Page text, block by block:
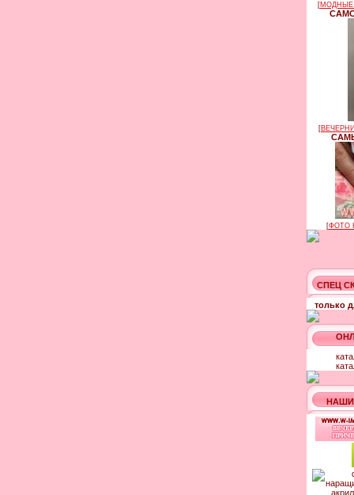
[МОДНЫЕ
[
[ФОТО
СПЕЦ
только